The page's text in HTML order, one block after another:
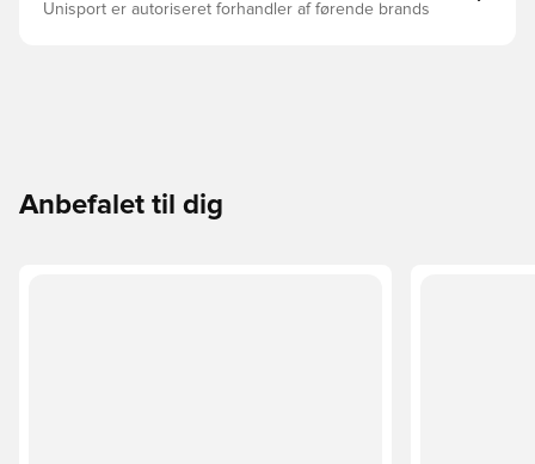
Unisport er autoriseret forhandler af førende brands
Anbefalet til dig